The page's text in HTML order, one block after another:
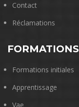
Contact
Réclamations
FORMATIONS
Formations initiales
Apprentissage
Vae